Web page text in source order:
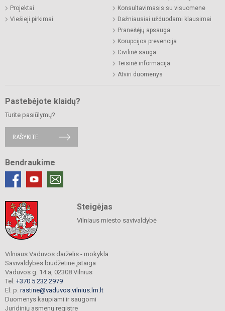
Projektai
Viešieji pirkimai
Konsultavimasis su visuomene
Dažniausiai užduodami klausimai
Pranešėjų apsauga
Korupcijos prevencija
Civilinė sauga
Teisinė informacija
Atviri duomenys
Pastebėjote klaidų?
Turite pasiūlymų?
RAŠYKITE
Bendraukime
Steigėjas
Vilniaus miesto savivaldybė
Vilniaus Vaduvos darželis - mokykla
Savivaldybės biudžetinė įstaiga
Vaduvos g. 14 a, 02308 Vilnius
Tel. +370 5 232 2979
El. p. rastine@vaduvos.vilnius.lm.lt
Duomenys kaupiami ir saugomi
Juridinių asmenų registre